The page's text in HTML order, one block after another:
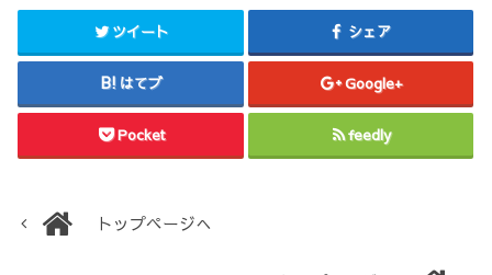
ツイート シェア
はてブ Google+
Pocket feedly
トップページへ